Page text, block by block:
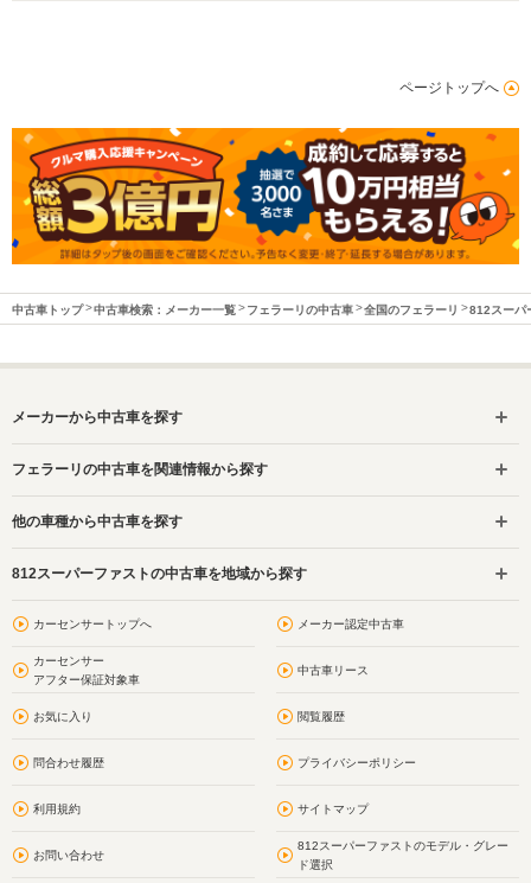
ページトップへ
中古車トップ 中古車検索：メーカー一覧 フェラーリの中古車 全国のフェラーリ 812スーパ
メーカーから中古車を探す
フェラーリの中古車を関連情報から探す
他の車種から中古車を探す
812スーパーファストの中古車を地域から探す
カーセンサートップへ メーカー認定中古車
カーセンサー
アフター保証対象車
中古車リース
お気に入り 閲覧履歴
問合わせ履歴 プライバシーポリシー
利用規約 サイトマップ
お問い合わせ
812スーパーファストのモデル・グレー
ド選択